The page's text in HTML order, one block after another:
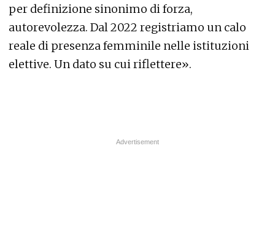
per definizione sinonimo di forza,
autorevolezza. Dal 2022 registriamo un calo
reale di presenza femminile nelle istituzioni
elettive. Un dato su cui riflettere».